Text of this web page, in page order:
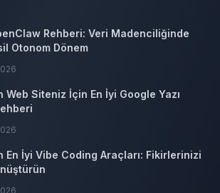
Rehberi: Veri Madenciliğinde
Otonom Dönem
Web Siteniz İçin En İyi Google Yazı
En İyi Vibe Coding Araçları: Fikirlerinizi